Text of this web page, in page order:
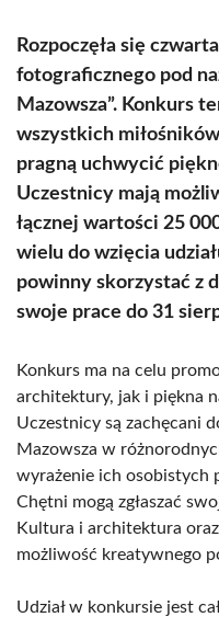
Rozpoczęła się
fotograficznego pod
Mazowsza”. Konkurs
wszystkich
pragną uchwycić
Uczestnicy mają
łącznej wartości 25
wielu do wzięcia
powinny skorzystać z
swoje prace do 31
Konkurs ma na celu
architektury, jak i piękna
Uczestnicy są zachęcani
Mazowsza w
wyrażenie ich osobistych
Chętni mogą zgłaszać
Kultura i architektura
możliwość kreatywnego
Udział w konkursie jest